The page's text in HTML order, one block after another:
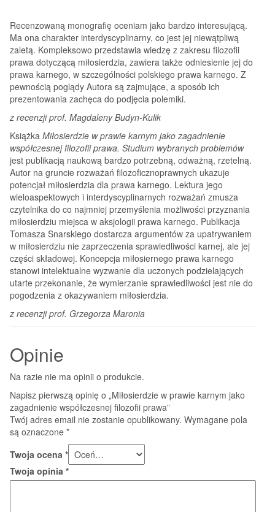
Recenzowaną monografię oceniam jako bardzo interesującą.
Ma ona charakter interdyscyplinarny, co jest jej niewątpliwą
zaletą. Kompleksowo przedstawia wiedzę z zakresu filozofii
prawa dotyczącą miłosierdzia, zawiera także odniesienie jej do
prawa karnego, w szczególności polskiego prawa karnego. Z
pewnością poglądy Autora są zajmujące, a sposób ich
prezentowania zachęca do podjęcia polemiki.
z recenzji prof. Magdaleny Budyn-Kulik
Książka Miłosierdzie w prawie karnym jako zagadnienie
współczesnej filozofii prawa. Studium wybranych problemów
jest publikacją naukową bardzo potrzebną, odważną, rzetelną.
Autor na gruncie rozważań filozoficznoprawnych ukazuje
potencjał miłosierdzia dla prawa karnego. Lektura jego
wieloaspektowych i interdyscyplinarnych rozważań zmusza
czytelnika do co najmniej przemyślenia możliwości przyznania
miłosierdziu miejsca w aksjologii prawa karnego. Publikacja
Tomasza Snarskiego dostarcza argumentów za upatrywaniem
w miłosierdziu nie zaprzeczenia sprawiedliwości karnej, ale jej
części składowej. Koncepcja miłosiernego prawa karnego
stanowi intelektualne wyzwanie dla uczonych podzielających
utarte przekonanie, że wymierzanie sprawiedliwości jest nie do
pogodzenia z okazywaniem miłosierdzia.
z recenzji prof. Grzegorza Maronia
Opinie
Na razie nie ma opinii o produkcie.
Napisz pierwszą opinię o „Miłosierdzie w prawie karnym jako
zagadnienie współczesnej filozofii prawa”
Twój adres email nie zostanie opublikowany. Wymagane pola
są oznaczone *
Twoja ocena *
Twoja opinia *